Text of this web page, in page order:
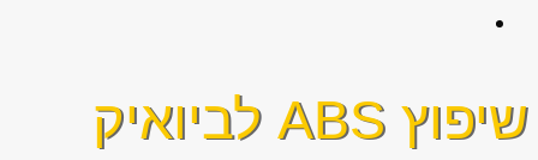
שיפוץ ABS לביואיק